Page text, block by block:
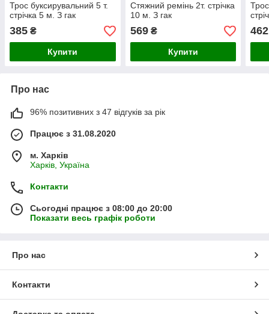
Трос буксирувальний 5 т.
стрічка 5 м. З гак
385 ₴
Купити
Стяжний ремінь 2т. стрічка
10 м. З гак
569₴
Купити
462
Про нас
96% позитивних з 47 відгуків за рік
Працює з 31.08.2020
м. Харків
Харків, Україна
Контакти
Сьогодні працює з 08:00 до 20:00
Показати весь графік роботи
Про нас
Контакти